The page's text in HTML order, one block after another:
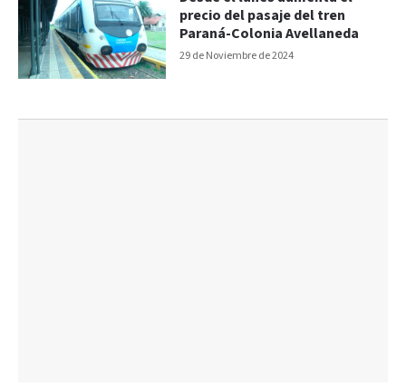
29 de Noviembre de 2024
precio del pasaje del tren
Paraná-Colonia Avellaneda